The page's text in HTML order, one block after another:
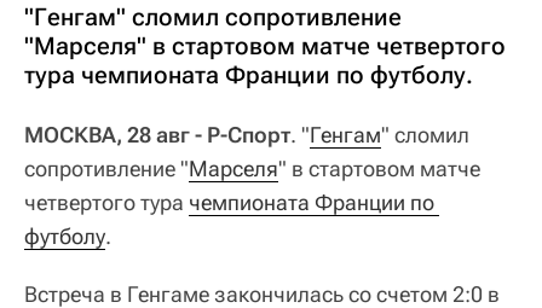
"Генгам" сломил сопротивление
"Марселя" в стартовом матче четвертого
тура чемпионата Франции по футболу.
МОСКВА, 28 авг - Р-Спорт. "Генгам" сломил
сопротивление "Марселя" в стартовом матче
четвертого тура чемпионата Франции по
футболу.
Встреча в Генгаме закончилась со счетом 2:0 в